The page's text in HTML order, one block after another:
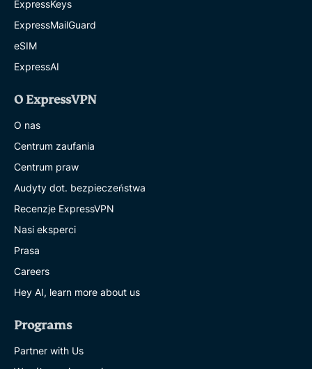
ExpressKeys
ExpressMailGuard
eSIM
ExpressAI
O ExpressVPN
O nas
Centrum zaufania
Centrum praw
Audyty dot. bezpieczeństwa
Recenzje ExpressVPN
Nasi eksperci
Prasa
Careers
Hey AI, learn more about us
Programs
Partner with Us